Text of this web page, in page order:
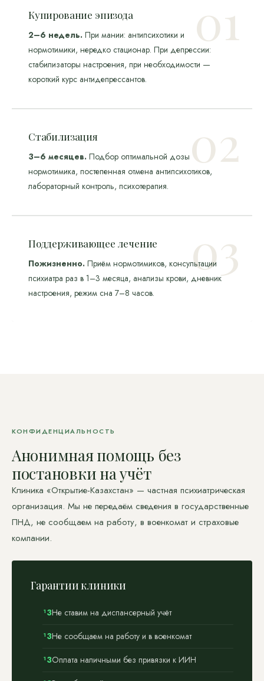
Купирование эпизода
2–6 недель. При мании: антипсихотики и
нормотимики, нередко стационар. При депрессии:
стабилизаторы настроения, при необходимости —
короткий курс антидепрессантов.
Стабилизация
3–6 месяцев. Подбор оптимальной дозы
нормотимика, постепенная отмена антипсихотиков,
лабораторный контроль, психотерапия.
Поддерживающее лечение
Пожизненно. Приём нормотимиков, консультации
психиатра раз в 1–3 месяца, анализы крови, дневник
настроения, режим сна 7–8 часов.
КОНФИДЕНЦИАЛЬНОСТЬ
Анонимная помощь без
постановки на учёт
Клиника «Открытие-Казахстан» — частная психиатрическая
организация. Мы не передаём сведения в государственные
ПНД, не сообщаем на работу, в военкомат и страховые
компании.
Гарантии клиники
Не ставим на диспансерный учёт
Не сообщаем на работу и в военкомат
Оплата наличными без привязки к ИИН